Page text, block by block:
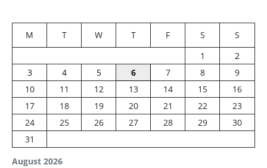
August 2026
M T W T F S
S
1
2
3
4 5 6 7 8
9
10
11 12 13 14 15
16
17
18 19 20 21 22
23
24
25 26 27 28 29
30
31